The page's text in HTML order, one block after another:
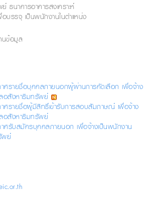
นาคารอาคารสงเคราะห์
บรรจุ เป็นพนักงานในตำแหน่ง
นข้อมูล
าศรายชื่อบุคคลภายนอกผู้ผ่านการคัดเลือก เพื่อจ้าง
อสังหาริมทรัพย์
าศรายชื่อผู้มีสิทธิ์เข้ารับการสอบสัมภาษณ์ เพื่อจ้าง
อสังหาริมทรัพย์
าศรับสมัครบุคคลภายนอก เพื่อจ้างเป็นพนักงาน
พย์